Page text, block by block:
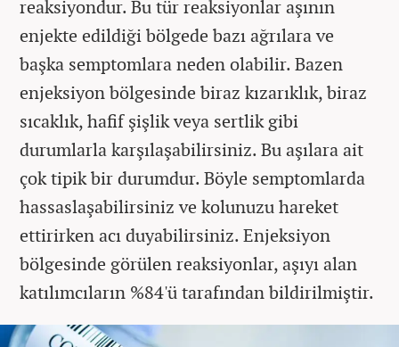
reaksiyondur. Bu tür reaksiyonlar aşının
enjekte edildiği bölgede bazı ağrılara ve
başka semptomlara neden olabilir. Bazen
enjeksiyon bölgesinde biraz kızarıklık, biraz
sıcaklık, hafif şişlik veya sertlik gibi
durumlarla karşılaşabilirsiniz. Bu aşılara ait
çok tipik bir durumdur. Böyle semptomlarda
hassaslaşabilirsiniz ve kolunuzu hareket
ettirirken acı duyabilirsiniz. Enjeksiyon
bölgesinde görülen reaksiyonlar, aşıyı alan
katılımcıların %84'ü tarafından bildirilmiştir.